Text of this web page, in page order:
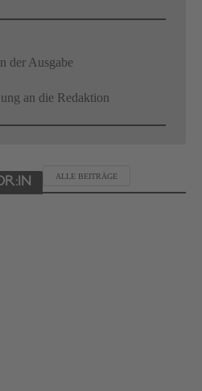
der Ausgabe
an die Redaktion
ALLE BEITRÄGE